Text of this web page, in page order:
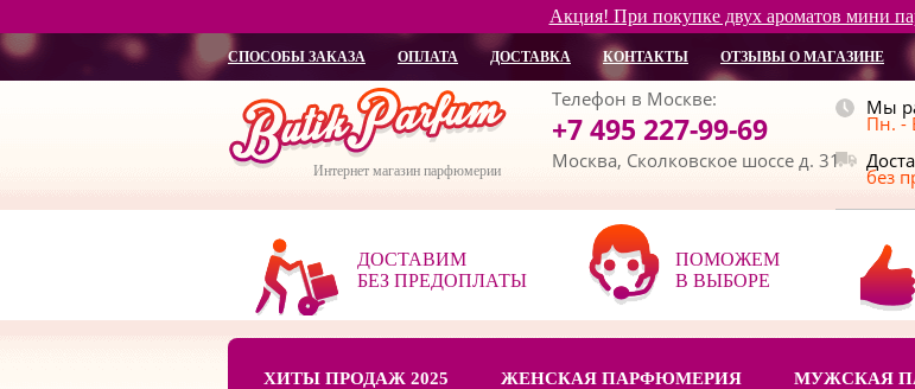
Акция! При покупке двух ароматов мини
СПОСОБЫ ЗАКАЗА ОПЛАТА ДОСТАВКА КОНТАКТЫ ОТЗЫВЫ О МАГАЗИНЕ
Интернет магазин парфюмерии
Телефон в Москве:
+7 495 227-99-69
Москва, Сколковское шоссе д. 31
Мы
Пн. -
без
ДОСТАВИМ
БЕЗ ПРЕДОПЛАТЫ
ПОМОЖЕМ
В ВЫБОРЕ
ХИТЫ ПРОДАЖ 2025 ЖЕНСКАЯ ПАРФЮМЕРИЯ
МУЖСКАЯ